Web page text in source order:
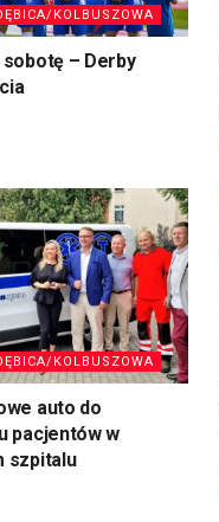
KOLBUSZOWA
sobotę – Derby
KOLBUSZOWA
auto do
pacjentów w
szpitalu